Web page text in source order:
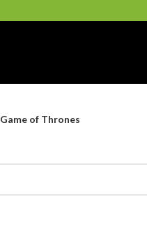
Game of Thrones